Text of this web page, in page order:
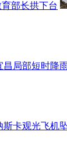
部长拱下台
昌局部短时降
斯卡观光飞机